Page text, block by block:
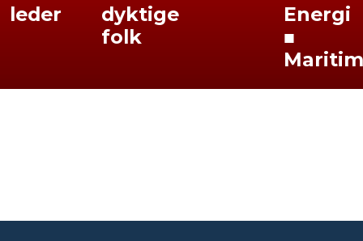
leder
dyktige
folk
Energi
■
Maritim